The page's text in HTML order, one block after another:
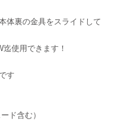
体裏の金具をスライドして
使用できます！
す
ド含む）